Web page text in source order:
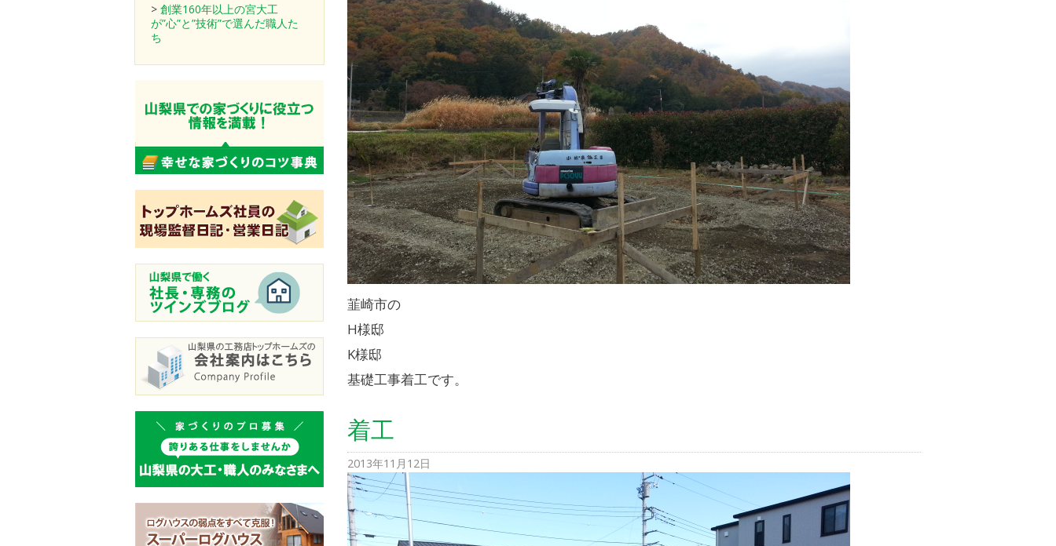
韮崎市の
H様邸
K様邸
基礎工事着工です。
着工
2013年11月12日
> 創業160年以上の宮大工
が”心”と”技術”で選んだ職人た
ち